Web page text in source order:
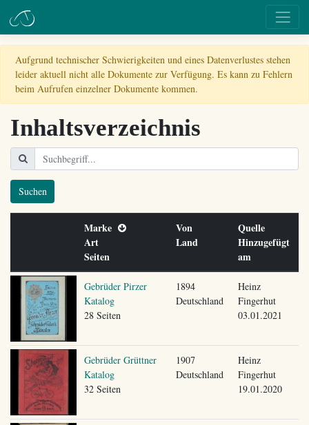
Aufgrund technischer Schwierigkeiten und eines Datenverlustes stehen
leider aktuell nicht alle Dokumente zur Verfügung. Es kann zu Fehlern
beim Aufrufen einzelner Dokumente kommen.
Inhaltsverzeichnis
Suchen
Marke
Art
Seiten
Von
Land
Quelle
Hinzugefügt
am
Gebrüder Pirzer
Katalog
28 Seiten
1894
Deutschland
Heinz
Fingerhut
03.01.2021
Gebrüder Grüttner
Katalog
32 Seiten
1907
Deutschland
Heinz
Fingerhut
19.01.2020